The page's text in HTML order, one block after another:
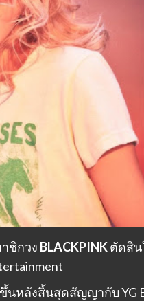
ชิกวง BLACKPINKตัดสิน
นหลังสิ้นสุดสัญญากับ YG